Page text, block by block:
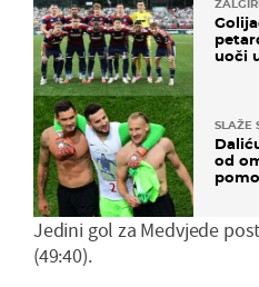
uoči
SLAŽE
od
Jedini gol za Medvjede
(49:40).